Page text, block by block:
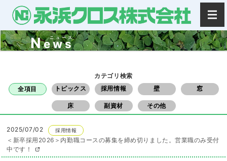
News
ニュース
カテゴリ検索
全項目
トピックス 採用情報 壁 窓
床 副資材 その他
2025/07/02 採用情報
＜新卒採用2026＞内勤職コースの募集を締め切りました。営業職のみ受付
中です！